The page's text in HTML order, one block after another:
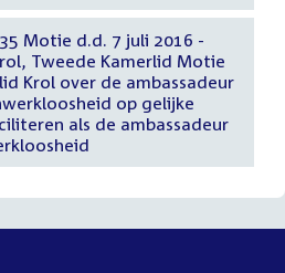
Motie d.d. 7 juli 2016 -
Tweede Kamerlid Motie
Krol over de ambassadeur
op gelijke
als de ambassadeur